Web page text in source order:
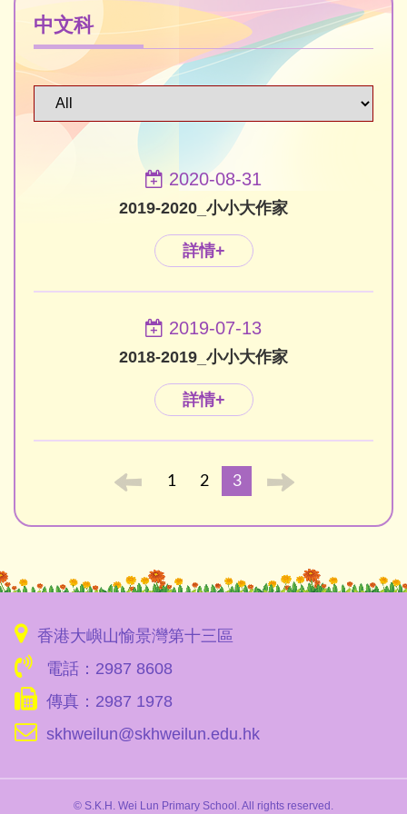
中文科
2020-08-31
2019-2020_小小大作家
詳情+
2019-07-13
2018-2019_小小大作家
詳情+
1 2 3
香港大嶼山愉景灣第十三區
電話：2987 8608
傳真：2987 1978
skhweilun@skhweilun.edu.hk
© S.K.H. Wei Lun Primary School. All rights reserved.